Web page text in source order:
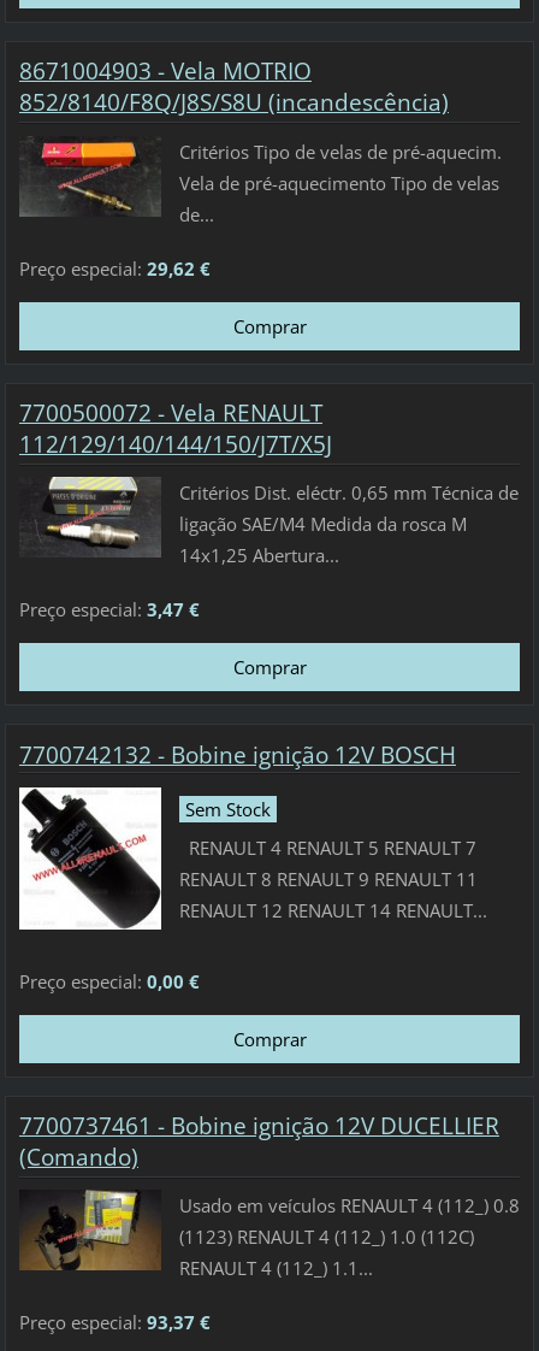
8671004903 - Vela MOTRIO
852/8140/F8Q/J8S/S8U (incandescência)
Critérios Tipo de velas de pré-aquecim.
Vela de pré-aquecimento Tipo de velas
de...
Preço especial: 29,62 €
7700500072 - Vela RENAULT
112/129/140/144/150/J7T/X5J
Critérios Dist. eléctr. 0,65 mm Técnica de
ligação SAE/M4 Medida da rosca M
14x1,25 Abertura...
Preço especial: 3,47 €
7700742132 - Bobine ignição 12V BOSCH
Sem Stock
RENAULT 4 RENAULT 5 RENAULT 7
RENAULT 8 RENAULT 9 RENAULT 11
RENAULT 12 RENAULT 14 RENAULT...
Preço especial: 0,00 €
7700737461 - Bobine ignição 12V DUCELLIER
(Comando)
Usado em veículos RENAULT 4 (112_) 0.8
(1123) RENAULT 4 (112_) 1.0 (112C)
RENAULT 4 (112_) 1.1...
Preço especial: 93,37 €